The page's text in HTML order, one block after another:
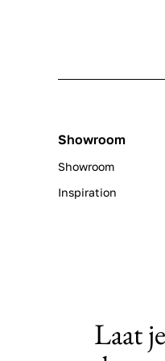
Showroom
Showroom
Inspiration
Laat